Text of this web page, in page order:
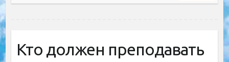
Кто должен преподавать